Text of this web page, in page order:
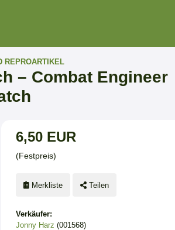
REPROARTIKEL
– Combat Engineer
6,50 EUR
(Festpreis)
Merkliste Teilen
Verkäufer:
Jonny Harz (001568)